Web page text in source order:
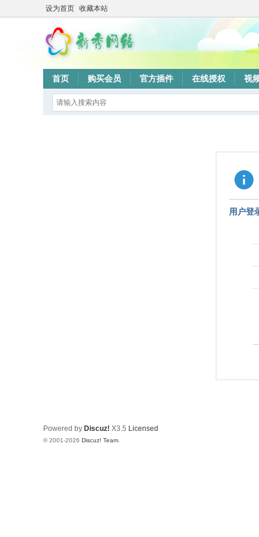
设为首页 收藏本站
首页 购买会员 官方插件 在线授权 视
用户登
Powered by Discuz! X3.5 Licensed
© 2001-2026 Discuz! Team